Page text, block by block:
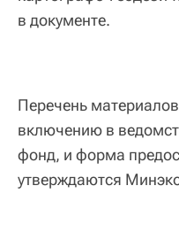
в документе.
Перечень
включению в
фонд, и форма
утверждаются